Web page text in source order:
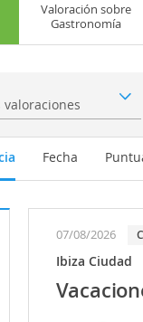
Valoración sobre
Gastronomía
Fecha
07/08/2026
Ibiza Ciudad